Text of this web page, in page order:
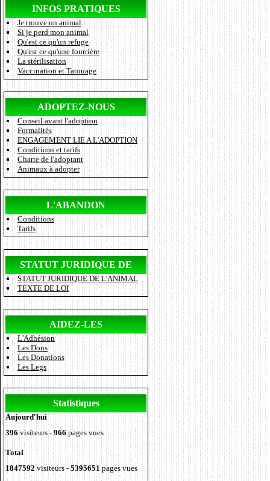
INFOS PRATIQUES
Je trouve un animal
Si je perd mon animal
Qu'est ce qu'un refuge
Qu'est ce qu'une fourrière
La stérilisation
Vaccination et Tatouage
ADOPTEZ-NOUS
Conseil avant l'adoption
Formalités
ENGAGEMENT LIE A L'ADOPTION
Conditions et tarifs
Charte de l'adoptant
Animaux à adopter
L'ABANDON
Conditions
Tarifs
STATUT JURIDIQUE DE
L'ANIMAL
STATUT JURIDIQUE DE L'ANIMAL
TEXTE DE LOI
AIDEZ-LES
L'Adhésion
Les Dons
Les Donations
Les Legs
Statistiques
Aujourd'hui
396 visiteurs -966 pages vues
Total
1847592 visiteurs -5395651 pages vues